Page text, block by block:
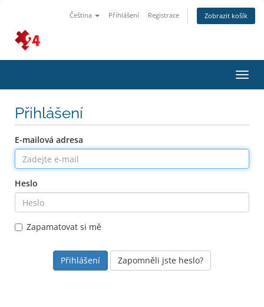
Čeština Přihlášení Registrace Zobrazit košík
Přihlášení
E-mailová adresa
Heslo
Zapamatovat si mě
Zapomněli jste heslo?